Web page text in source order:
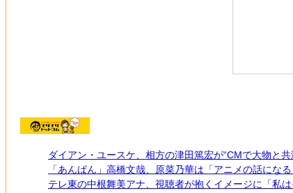
ダイアン・ユースケ、相方の津田篤宏が“CMで大物と共
「あんぱん」高橋文哉、原菜乃華は「アニメの話にな
テレ東の中根舞美アナ、視聴者が抱くイメージに「私は